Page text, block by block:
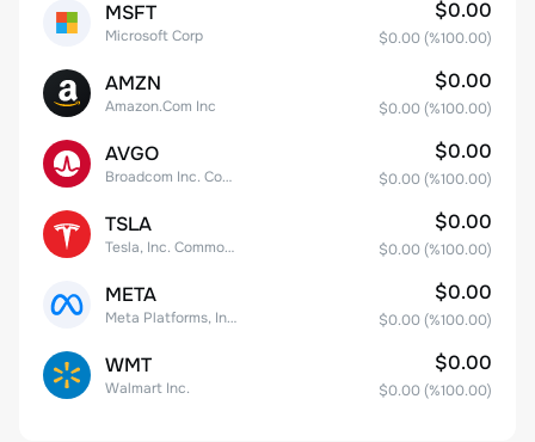
MSFT
Microsoft Corp
$0.00
$0.00 (%100.00)
AMZN
Amazon.Com Inc
$0.00
$0.00 (%100.00)
AVGO
Broadcom Inc. Common Stock
$0.00
$0.00 (%100.00)
TSLA
Tesla, Inc. Common Stock
$0.00
$0.00 (%100.00)
META
Meta Platforms, Inc. Class A Common Stock
$0.00
$0.00 (%100.00)
WMT
Walmart Inc.
$0.00
$0.00 (%100.00)